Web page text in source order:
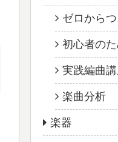
ゼロから
初心者の
実践編曲
楽曲分析
楽器